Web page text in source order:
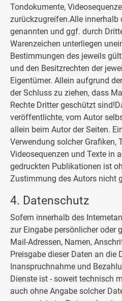
Tondokumente,
zurückzugreifen.Alle innerhalb
genannten und ggf. durch
Warenzeichen unterliegen
Bestimmungen des jeweils
und den Besitzrechten der
Eigentümer. Allein aufgrund
der Schluss zu ziehen, dass
Rechte Dritter geschützt
veröffentlichte, vom Autor
allein beim Autor der Seiten.
Verwendung solcher Grafiken,
Videosequenzen und Texte in
gedruckten Publikationen ist
Zustimmung des Autors nicht
4. Datenschutz
Sofern innerhalb des
zur Eingabe persönlicher oder
Mail-Adressen, Namen,
Preisgabe dieser Daten an die
Inanspruchnahme und
Dienste ist - soweit technisch
auch ohne Angabe solcher